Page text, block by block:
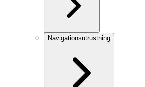
Navigationsutrustning